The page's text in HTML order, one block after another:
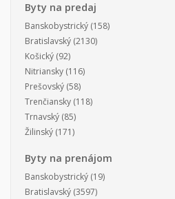
Byty na predaj
Banskobystrický (158)
Bratislavský (2130)
Košický (92)
Nitriansky (116)
Prešovský (58)
Trenčiansky (118)
Trnavský (85)
Žilinský (171)
Byty na prenájom
Banskobystrický (19)
Bratislavský (3597)